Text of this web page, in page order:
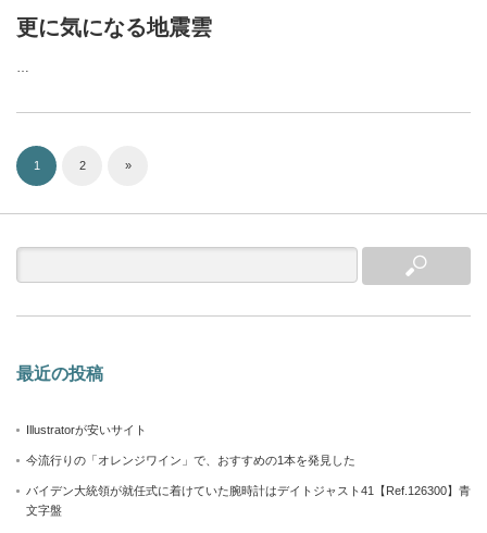
更に気になる地震雲
…
1 2 »
最近の投稿
Illustratorが安いサイト
今流行りの「オレンジワイン」で、おすすめの1本を発見した
バイデン大統領が就任式に着けていた腕時計はデイトジャスト41【Ref.126300】青
文字盤